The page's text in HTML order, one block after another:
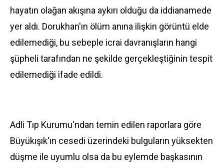
hayatın olağan akışına aykırı olduğu da iddianamede
yer aldı. Dorukhan'ın ölüm anına ilişkin görüntü elde
edilemediği, bu sebeple icrai davranışların hangi
şüpheli tarafından ne şekilde gerçekleştiğinin tespit
edilemediği ifade edildi.
Adli Tıp Kurumu'ndan temin edilen raporlara göre
Büyükışık'ın cesedi üzerindeki bulguların yüksekten
düşme ile uyumlu olsa da bu eylemde başkasının